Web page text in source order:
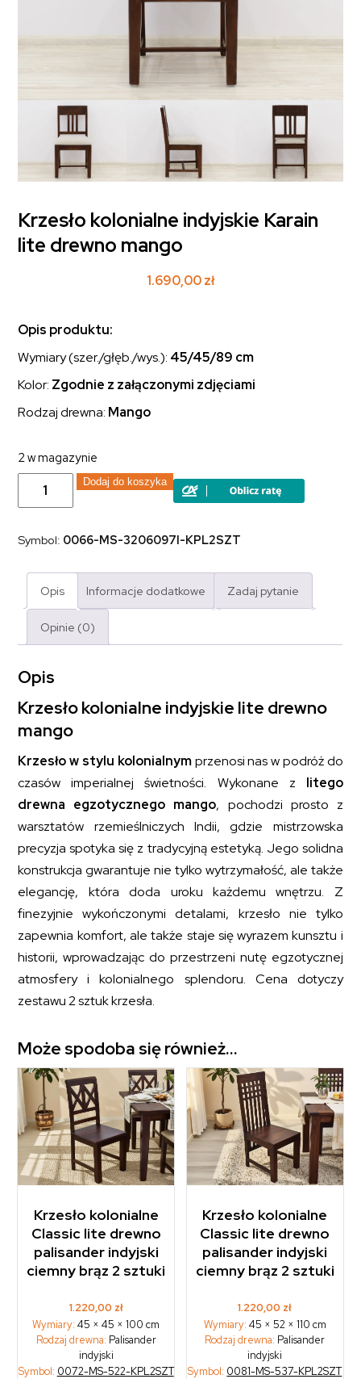
Krzesło kolonialne indyjskie Karain
lite drewno mango
1.690,00zł
Opis produktu:
Wymiary (szer./głęb./wys.): 45/45/89 cm
Kolor: Zgodnie z załączonymi zdjęciami
Rodzaj drewna: Mango
2 w magazynie
ilość
Krzesło
kolonialne
lite
mango
Dodaj do koszyka
Symbol: 0066-MS-3206097I-KPL2SZT
Opis Informacje dodatkowe Zadaj pytanie
Opinie (0)
Opis
Krzesło kolonialne indyjskie lite drewno
mango
Krzesło w stylu kolonialnymprzenosi nas w podróż do
czasów imperialnej świetności. Wykonane z litego
drewna egzotycznego mango, pochodzi prosto z
warsztatów rzemieślniczych Indii, gdzie mistrzowska
precyzja spotyka się z tradycyjną estetyką. Jego solidna
konstrukcja gwarantuje nie tylko wytrzymałość, ale także
elegancję, która doda uroku każdemu wnętrzu. Z
finezyjnie wykończonymi detalami, krzesło nie tylko
zapewnia komfort, ale także staje się wyrazem kunsztu i
historii, wprowadzając do przestrzeni nutę egzotycznej
atmosfery i kolonialnego splendoru. Cena dotyczy
zestawu 2 sztuk krzesła.
Może spodoba się również…
Krzesło kolonialne
Classic lite drewno
palisander indyjski
ciemny brąz 2 sztuki
1.220,00 zł
Wymiary:45 × 45 × 100 cm
Rodzaj drewna: Palisander
indyjski
Symbol: 0072-MS-522-KPL2SZT
Krzesło kolonialne
Classic lite drewno
palisander indyjski
ciemny brąz 2 sztuki
1.220,00 zł
Wymiary: 45 × 52 × 110 cm
Rodzaj drewna: Palisander
indyjski
Symbol: 0081-MS-537-KPL2SZT